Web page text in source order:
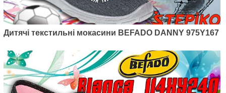
Артикул: 290Y212
Befado Skate 290Y212
495грн.
Дитячі текстильні мокасини BEFADO DANNY 975Y167